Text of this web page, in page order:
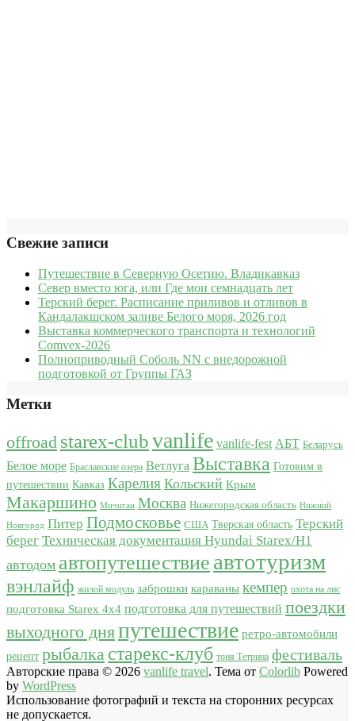
Свежие записи
Путешествие в Северную Осетию. Владикавказ
Север вместо юга, или Где мои семнадцать лет
Терский берег. Расписание приливов и отливов в
Кандалакшском заливе Белого моря, 2026 год
Выставка коммерческого транспорта и технологий
Comvex-2026
Полноприводный Соболь NN с внедорожной
подготовкой от Группы ГАЗ
Метки
offroad starex-clubvanlife vanlife-fest АБТ Беларусь
Белое море Браславские озера Ветлуга Выставка Готовим в
путешествии Кавказ Карелия Кольский Крым
Макаршино Мичиган Москва Нижегородская область Нижний
Новгород Питер Подмосковье США Тверская область Терский
берег Техническая документация Hyundai Starex/H1
автодом автопутешествие автотуризм
вэнлайф жилой модуль заброшки караваны кемпер охота на лис
подготовка Starex 4x4 подготовка для путешествий поездки
выходного дняпутешествие ретро-автомобили
рецепт рыбалка старекс-клуб тоня Тетрина фестиваль
Авторские права © 2026 vanlife travel. Тема от Colorlib Powered
by WordPress
Использование фотографий и текста на сторонних ресурсах
не допускается.